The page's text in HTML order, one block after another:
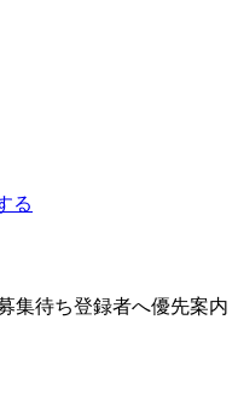
る
集待ち登録者へ優先案内